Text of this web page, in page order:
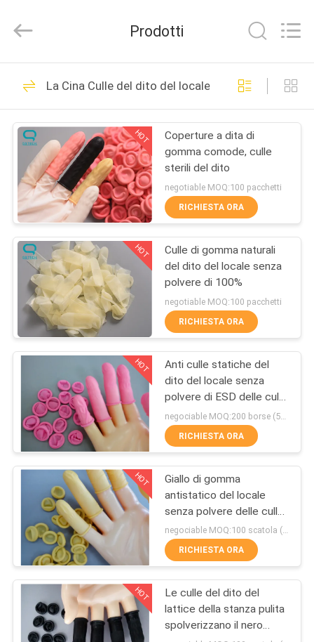
CASA
PRODOTTI
CIRCA
NOI
GIRO
DELLA
FABBRICA
CONTROLLO
DI
QUALITÀ
CONTATTICI
NOTIZIE
RICHIEDA
UNA
CITAZIONE
MAPPA
DEL
Clean
Technology
Rights
Strofinate della
stanza pulita
148
Culle del dito del
locale senza polvere
85
stuoie appiccicose
della stanza pulita
Rullo appiccicoso
del locale senza
polvere
46
Prodotti
La Cina Culle del dito del locale senza polvere
HOT
Coperture a dita di
gomma comode, culle
sterili del dito
negotiable MOQ:100 pacchetti
RICHIESTA ORA
HOT
Culle di gomma naturali
del dito del locale senza
polvere di 100%
negotiable MOQ:100 pacchetti
RICHIESTA ORA
HOT
Anti culle statiche del
dito del locale senza
polvere di ESD delle culle
rosa del dito
RICHIESTA ORA
HOT
Giallo di gomma
antistatico del locale
senza polvere delle culle
industriali del dito
negociable MOQ:100 scatola (100/box)
RICHIESTA ORA
HOT
Le culle del dito del
lattice della stanza pulita
spolverizzano il nero